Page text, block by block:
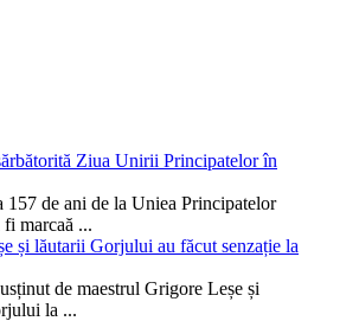
Ziua Unirii Principatelor în
157 de ani de la Uniea Principatelor
marcaă ...
și lăutarii Gorjului au făcut senzație la
de maestrul Grigore Leșe și
la ...